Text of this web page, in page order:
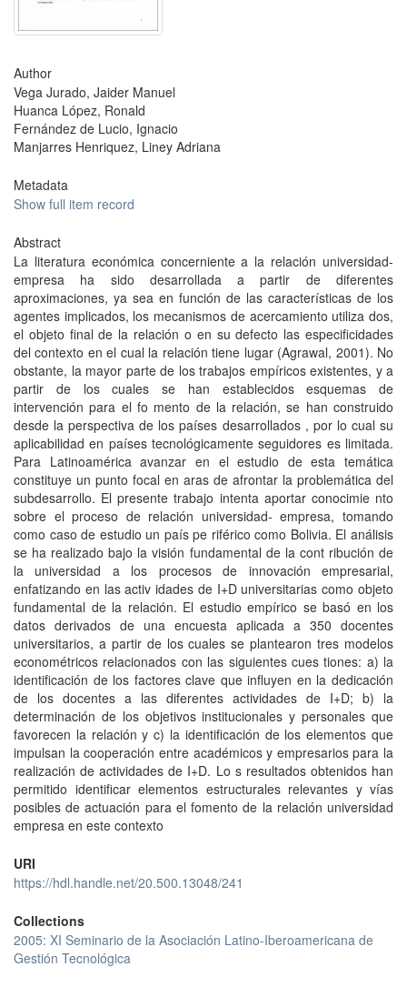
Author
Vega Jurado, Jaider Manuel
Huanca López, Ronald
Fernández de Lucio, Ignacio
Manjarres Henriquez, Liney Adriana
Metadata
Show full item record
Abstract
La literatura económica concerniente a la relación universidad-
empresa ha sido desarrollada a partir de diferentes
aproximaciones, ya sea en función de las características de los
agentes implicados, los mecanismos de acercamiento utiliza dos,
el objeto final de la relación o en su defecto las especificidades
del contexto en el cual la relación tiene lugar (Agrawal, 2001). No
obstante, la mayor parte de los trabajos empíricos existentes, y a
partir de los cuales se han establecidos esquemas de
intervención para el fo mento de la relación, se han construido
desde la perspectiva de los países desarrollados , por lo cual su
aplicabilidad en países tecnológicamente seguidores es limitada.
Para Latinoamérica avanzar en el estudio de esta temática
constituye un punto focal en aras de afrontar la problemática del
subdesarrollo. El presente trabajo intenta aportar conocimie nto
sobre el proceso de relación universidad- empresa, tomando
como caso de estudio un país pe riférico como Bolivia. El análisis
se ha realizado bajo la visión fundamental de la cont ribución de
la universidad a los procesos de innovación empresarial,
enfatizando en las activ idades de I+D universitarias como objeto
fundamental de la relación. El estudio empírico se basó en los
datos derivados de una encuesta aplicada a 350 docentes
universitarios, a partir de los cuales se plantearon tres modelos
econométricos relacionados con las siguientes cues tiones: a) la
identificación de los factores clave que influyen en la dedicación
de los docentes a las diferentes actividades de I+D; b) la
determinación de los objetivos institucionales y personales que
favorecen la relación y c) la identificación de los elementos que
impulsan la cooperación entre académicos y empresarios para la
realización de actividades de I+D. Lo s resultados obtenidos han
permitido identificar elementos estructurales relevantes y vías
posibles de actuación para el fomento de la relación universidad
empresa en este contexto
URI
https://hdl.handle.net/20.500.13048/241
Collections
2005: XI Seminario de la Asociación Latino-Iberoamericana de
Gestión Tecnológica